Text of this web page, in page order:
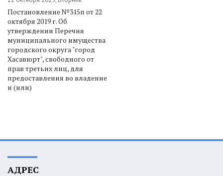
Постановление №315п от 22
октября 2019 г. Об
утверждении Перечня
муниципального имущества
городского округа "город
Хасавюрт", свободного от
прав третьих лиц, для
предоставления во владение
и (или)
АДРЕС